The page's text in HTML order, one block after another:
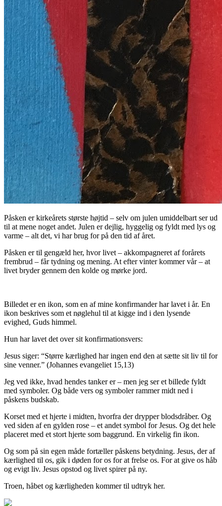
Påsken er kirkeårets største højtid – selv om julen umiddelbart ser ud
til at mene noget andet. Julen er dejlig, hyggelig og fyldt med lys og
varme – alt det, vi har brug for på den tid af året.
Påsken er til gengæld her, hvor livet – akkompagneret af forårets
frembrud – får tydning og mening. At efter vinter kommer vår – at
livet bryder gennem den kolde og mørke jord.
Billedet er en ikon, som en af mine konfirmander har lavet i år. En
ikon beskrives som et nøglehul til at kigge ind i den lysende
evighed, Guds himmel.
Hun har lavet det over sit konfirmationsvers:
Jesus siger: “Større kærlighed har ingen end den at sætte sit liv til for
sine venner.” (Johannes evangeliet 15,13)
Jeg ved ikke, hvad hendes tanker er – men jeg ser et billede fyldt
med symboler. Og både vers og symboler rammer midt ned i
påskens budskab.
Korset med et hjerte i midten, hvorfra der drypper blodsdråber. Og
ved siden af en gylden rose – et andet symbol for Jesus. Og det hele
placeret med et stort hjerte som baggrund. En virkelig fin ikon.
Og som på sin egen måde fortæller påskens betydning. Jesus, der af
kærlighed til os, gik i døden for os for at frelse os. For at give os håb
og evigt liv. Jesus opstod og livet spirer på ny.
Troen, håbet og kærligheden kommer til udtryk her.